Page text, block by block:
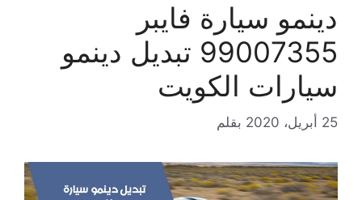
دينمو سيارة فايبر
99007355 تبديل دينمو
سيارات الكويت
25 أبريل، 2020 بقلم